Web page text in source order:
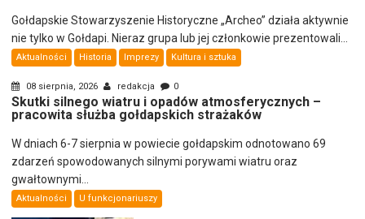
Gołdapskie Stowarzyszenie Historyczne „Archeo” działa aktywnie
nie tylko w Gołdapi. Nieraz grupa lub jej członkowie prezentowali...
Aktualności Historia Imprezy Kultura i sztuka
08 sierpnia, 2026 redakcja 0
Skutki silnego wiatru i opadów atmosferycznych –
pracowita służba gołdapskich strażaków
W dniach 6-7 sierpnia w powiecie gołdapskim odnotowano 69
zdarzeń spowodowanych silnymi porywami wiatru oraz
gwałtownymi...
Aktualności U funkcjonariuszy